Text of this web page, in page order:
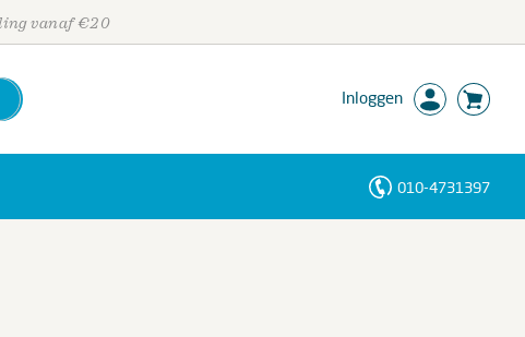
vanaf €20
Inloggen
010-4731397
Personen